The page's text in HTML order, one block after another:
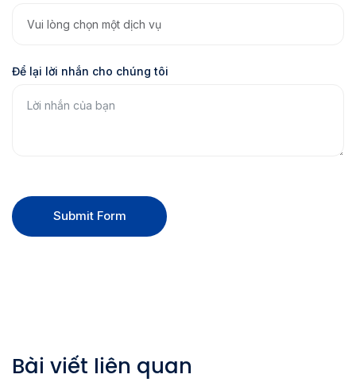
Để lại lời nhắn cho chúng tôi
Submit Form
Bài viết liên quan